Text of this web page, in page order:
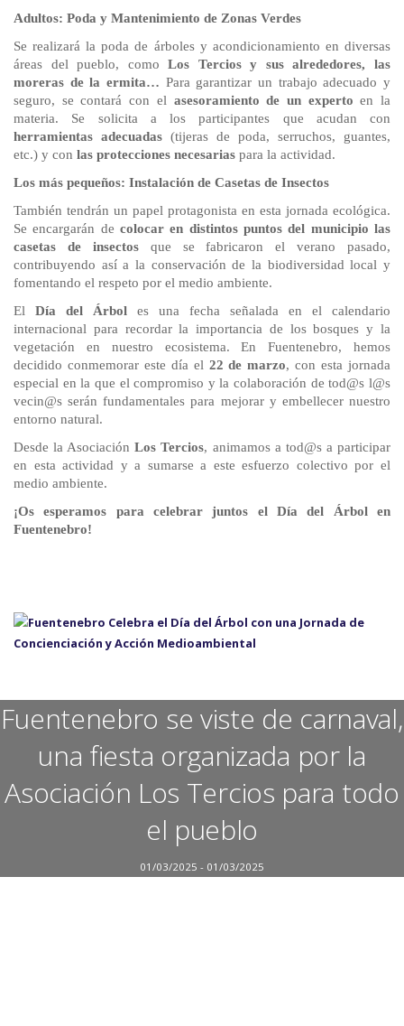
Adultos: Poda y Mantenimiento de Zonas Verdes
Se realizará la poda de árboles y acondicionamiento en diversas
áreas del pueblo, comoLos Tercios y sus alrededores, las
moreras de la ermita… Para garantizar un trabajo adecuado y
seguro, se contará con el asesoramiento de un experto en la
materia. Se solicita a los participantes que acudan con
herramientas adecuadas (tijeras de poda, serruchos, guantes,
etc.) y con las protecciones necesarias para la actividad.
Los más pequeños: Instalación de Casetas de Insectos
También tendrán un papel protagonista en esta jornada ecológica.
Se encargarán de colocar en distintos puntos del municipio las
casetas de insectosque se fabricaron el verano pasado,
contribuyendo así a la conservación de la biodiversidad local y
fomentando el respeto por el medio ambiente.
El Día del Árbol es una fecha señalada en el calendario
internacional para recordar la importancia de los bosques y la
vegetación en nuestro ecosistema. En Fuentenebro, hemos
decidido conmemorar este día el 22 de marzo, con esta jornada
especial en la que el compromiso y la colaboración de tod@s l@s
vecin@s serán fundamentales para mejorar y embellecer nuestro
entorno natural.
Desde la AsociaciónLos Tercios, animamos a tod@s a participar
en esta actividad y a sumarse a este esfuerzo colectivo por el
medio ambiente.
¡Os esperamos para celebrar juntos el Día del Árbol en
Fuentenebro!
Fuentenebro se viste de carnaval,
una fiesta organizada por la
Asociación Los Tercios para todo
el pueblo
01/03/2025 - 01/03/2025